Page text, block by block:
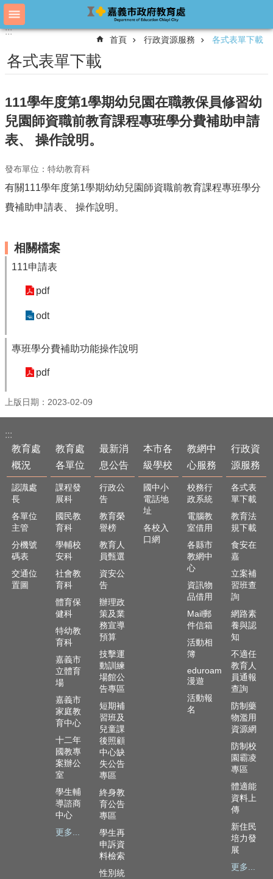
跳到主要內容區塊
進
搜
尋
教
育
處
況
教
育
處
位
級
教
網
中
心
服
務
政
資
源
服
::::::
首頁 行政資源服務 各式表單下載
各式表單下載
111學年度第1學期幼兒園在職教保員修習幼
兒園師資職前教育課程專班學分費補助申請
表、 操作說明。
發布單位：特幼教育科
有關111學年度第1學期幼幼兒園師資職前教育課程專班學分
費補助申請表、 操作說明。
相關檔案
111申請表
pdf
odt
專班學分費補助功能操作說明
pdf
上版日期：2023-02-09
:::
教育處
概況
認識處
長
各單位
主管
分機號
碼表
交通位
置圖
教育處
各單位
課程發
展科
國民教
育科
學輔校
安科
社會教
育科
體育保
健科
特幼教
育科
嘉義市
立體育
場
嘉義市
家庭教
育中心
十二年
國教專
案辦公
室
學生輔
導諮商
中心
更多...
最新消
息公告
行政公
告
教育榮
譽榜
教育人
員甄選
資安公
告
辦理政
策及業
務宣導
預算
技擊運
動訓練
場館公
告專區
短期補
習班及
兒童課
後照顧
中心缺
失公告
專區
終身教
育公告
專區
學生再
申訴資
料檢索
性別統
本市各
級學校
國中小
電話地
址
各校入
口網
教網中
心服務
校務行
政系統
電腦教
室借用
各縣市
教網中
心
資訊物
品借用
Mail郵
件信箱
活動相
簿
eduroam
漫遊
活動報
名
行政資
源服務
各式表
單下載
教育法
規下載
食安在
嘉
立案補
習班查
詢
網路素
養與認
知
不適任
教育人
員通報
查詢
防制藥
物濫用
資源網
防制校
園霸凌
專區
體適能
資料上
傳
新住民
培力發
展
更多...